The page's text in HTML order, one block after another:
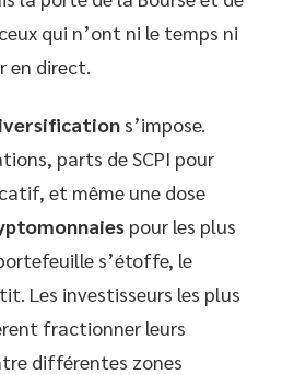
qui n’ont ni le temps ni
en direct.
s’impose.
parts de SCPI pour
et même une dose
pour les plus
s’étoffe, le
Les investisseurs les plus
fractionner leurs
différentes zones